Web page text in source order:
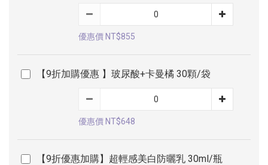
優惠價 NT$855
【9折加購優惠 】玻尿酸+卡曼橘 30顆/袋
優惠價 NT$648
【9折優惠加購】超輕感美白防曬乳 30ml/瓶